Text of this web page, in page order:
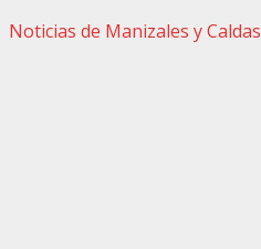
Noticias de Manizales y Caldas